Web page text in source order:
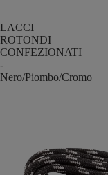
LACCI
ROTONDI
CONFEZIONATI
-
Nero/Piombo/Cromo